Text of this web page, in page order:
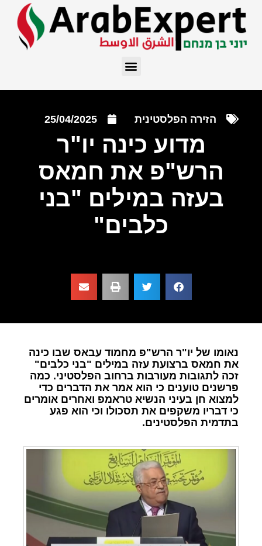
הזירה הפלסטינית 25/04/2025
מדוע כינה יו"ר
הרש"פ את חמאס
בעזה במילים "בני
כלבים"
נאומו של יו"ר הרש"פ מחמוד עבאס שבו כינה
את חמאס ברצועת עזה במילים "בני כלבים"
זכה לתגובות מעורבות ברחוב הפלסטיני. כמה
פרשנים טוענים כי הוא אמר את הדברים כדי
למצוא חן בעיני הנשיא טראמפ ואחרים אומרים
כי דבריו משקפים את תסכולו וכי הוא פגע
בתדמית הפלסטינים.